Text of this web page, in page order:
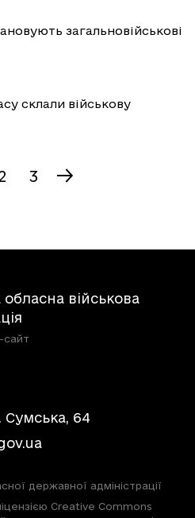
загальновійськові
склали військову
3
обласна військова
сайт
Сумська, 64
державної адміністрації
Creative Commons